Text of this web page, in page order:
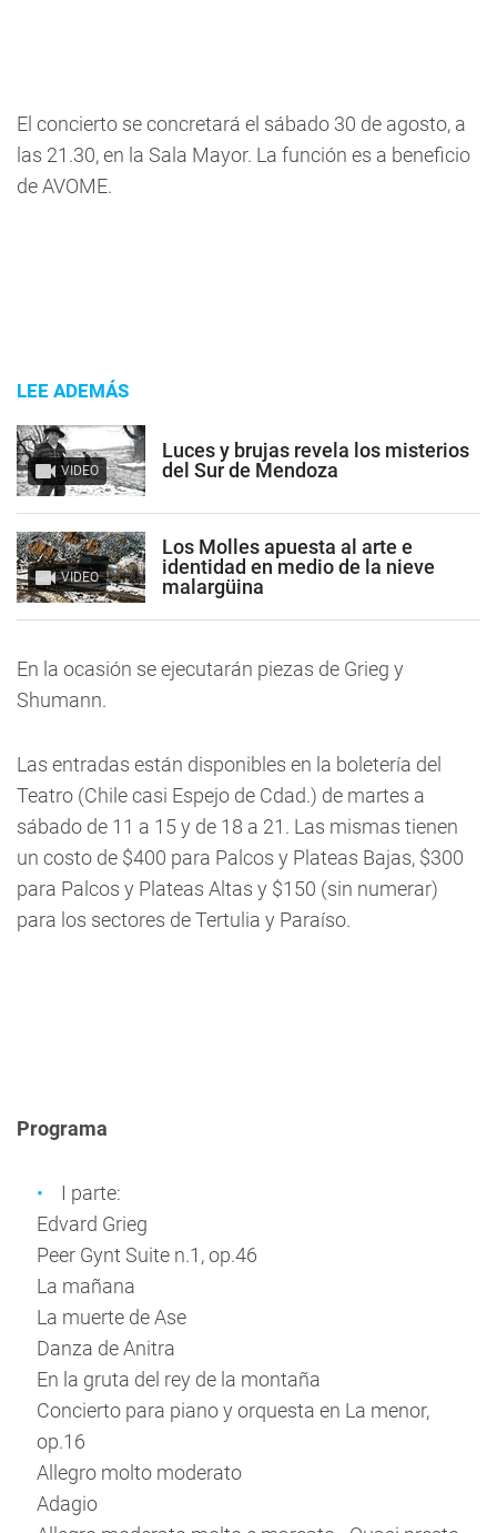
El concierto se concretará el sábado 30 de agosto, a
las 21.30, en la Sala Mayor. La función es a beneficio
de AVOME.
LEE ADEMÁS
VIDEO
Luces y brujas revela los misterios
del Sur de Mendoza
VIDEO
Los Molles apuesta al arte e
identidad en medio de la nieve
malargüina
En la ocasión se ejecutarán piezas de Grieg y
Shumann.
Las entradas están disponibles en la boletería del
Teatro (Chile casi Espejo de Cdad.) de martes a
sábado de 11 a 15 y de 18 a 21. Las mismas tienen
un costo de $400 para Palcos y Plateas Bajas, $300
para Palcos y Plateas Altas y $150 (sin numerar)
para los sectores de Tertulia y Paraíso.
Programa
I parte:
Edvard Grieg
Peer Gynt Suite n.1, op.46
La mañana
La muerte de Ase
Danza de Anitra
En la gruta del rey de la montaña
Concierto para piano y orquesta en La menor,
op.16
Allegro molto moderato
Adagio